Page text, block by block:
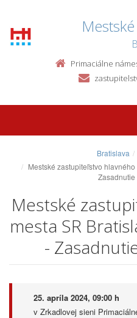
Primaciálne
Bratislava
Mestské zastupiteľstvo
Mestské
mesta SR
-
25. apríla 2024, 09:00 h
v Zrkadlovej sieni